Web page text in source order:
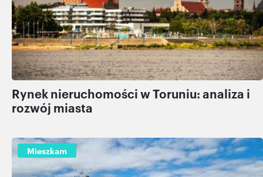
analizować ruch w naszej witrynie. Informacje o tym, jak
korzystasz z naszej witryny, udostępniamy partnerom
społecznościowym, reklamowym i analitycznym.
Partnerzy mogą połączyć te informacje z innymi danymi
otrzymanymi od Ciebie lub uzyskanymi podczas
korzystania z ich usług.
Rynek nieruchomości w Toruniu: analiza i
rozwój miasta
Mieszkam